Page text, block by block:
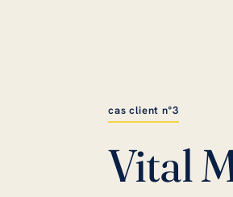
cas client n°3
Vital